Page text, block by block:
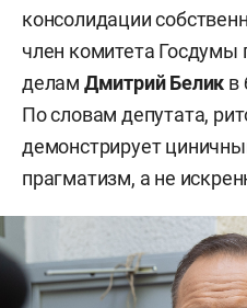
консолидации
член комитета
делам Дмитрий Белик в
По словам депутата,
демонстрирует
прагматизм, а не